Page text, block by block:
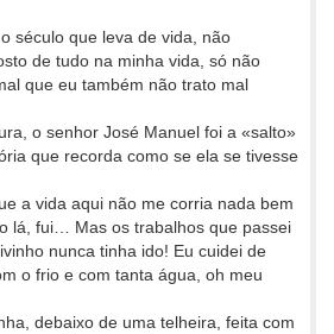
século que leva de vida, não
de tudo na minha vida, só não
que eu também não trato mal
o senhor José Manuel foi a «salto»
que recorda como se ela se tivesse
a vida aqui não me corria nada bem
lá, fui… Mas os trabalhos que passei
nunca tinha ido! Eu cuidei de
o frio e com tanta água, oh meu
debaixo de uma telheira, feita com